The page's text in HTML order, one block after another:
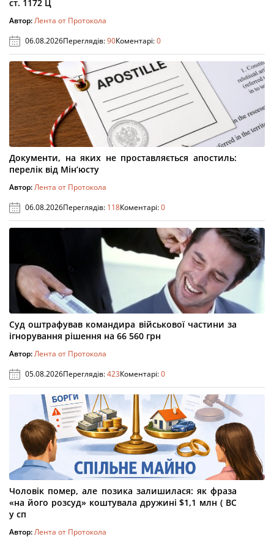
ст. 1172 Ц
Автор:Лента от Протокола
06.08.2026Переглядів:90Коментарі:0
Документи, на яких не проставляється апостиль:
перелік від Мін’юсту
Автор:Лента от Протокола
06.08.2026Переглядів: 118Коментарі:0
Суд оштрафував командира військової частини за
ігнорування рішення на 66 560 грн
Автор:Лента от Протокола
05.08.2026Переглядів:423Коментарі:0
Чоловік помер, але позика залишилася: як фраза
«на його розсуд» коштувала дружині $1,1 млн ( ВС
у сп
Автор:Лента от Протокола